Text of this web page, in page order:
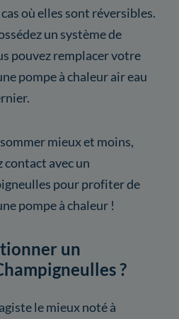
où elles sont réversibles.
un système de
pouvez remplacer votre
pompe à chaleur air eau
mieux et moins,
contact avec un
pour profiter de
pompe à chaleur !
un
?
le mieux noté à